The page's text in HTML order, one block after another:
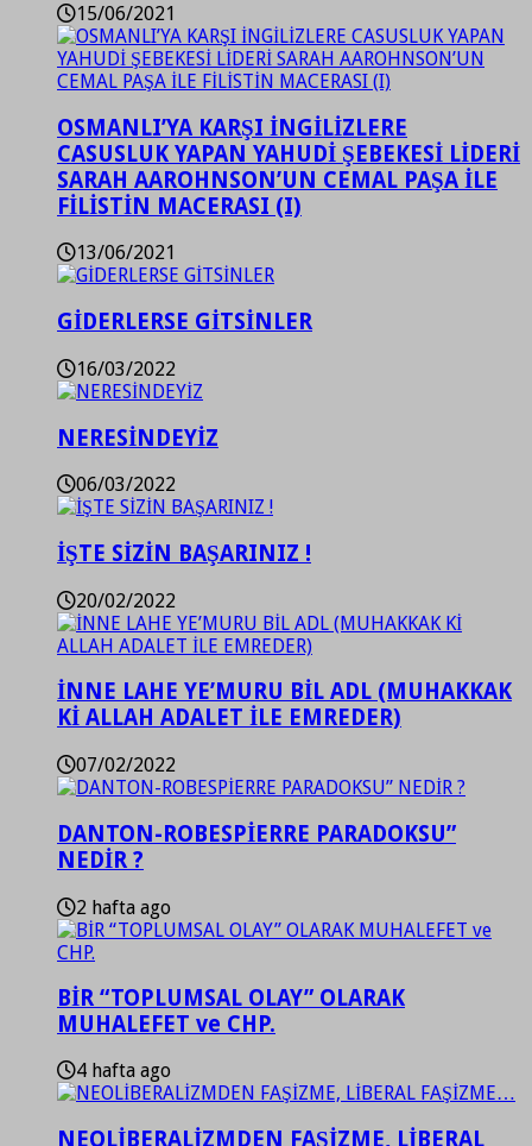
15/06/2021
OSMANLI’YA KARŞI İNGİLİZLERE
CASUSLUK YAPAN YAHUDİ ŞEBEKESİ LİDERİ
SARAH AAROHNSON’UN CEMAL PAŞA İLE
FİLİSTİN MACERASI (I)
13/06/2021
GİDERLERSE GİTSİNLER
16/03/2022
NERESİNDEYİZ
06/03/2022
İŞTE SİZİN BAŞARINIZ !
20/02/2022
İNNE LAHE YE’MURU BİL ADL (MUHAKKAK
Kİ ALLAH ADALET İLE EMREDER)
07/02/2022
DANTON-ROBESPİERRE PARADOKSU”
NEDİR ?
2 hafta ago
BİR “TOPLUMSAL OLAY” OLARAK
MUHALEFET ve CHP.
4 hafta ago
NEOLİBERALİZMDEN FAŞİZME, LİBERAL